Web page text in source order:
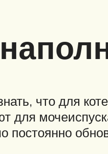
что для
для
постоянно